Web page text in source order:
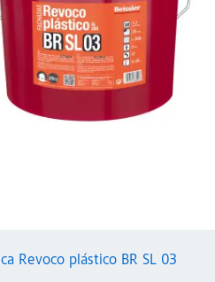
Revoco plástico BR SL 03